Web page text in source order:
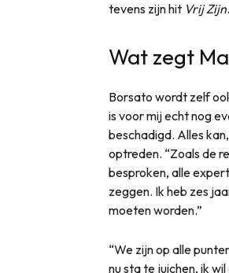
tevens zijn hit Vrij Zijn.
Wat zegt
Borsato wordt zelf
is voor mij echt nog
beschadigd. Alles
optreden. “Zoals de
besproken, alle
zeggen. Ik heb zes
moeten worden.”
“We zijn op alle
nu sta te juichen, ik